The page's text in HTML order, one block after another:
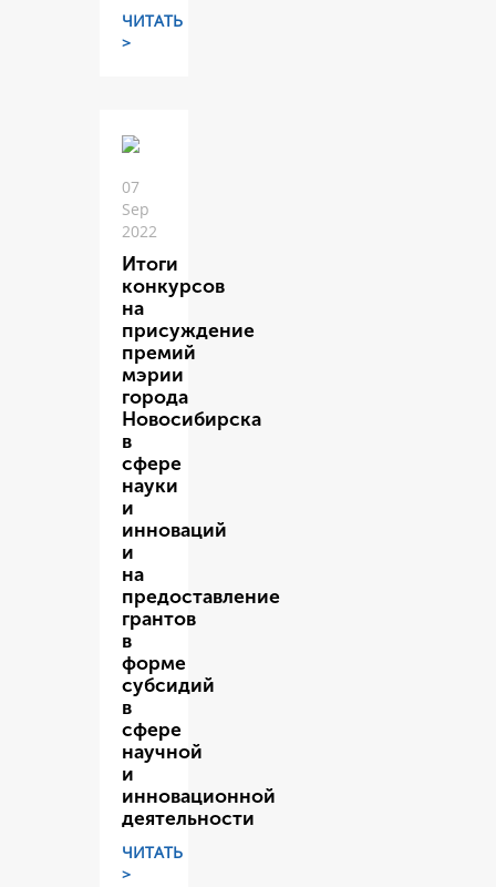
ЧИТАТЬ
>
07
Sep
2022
Итоги
конкурсов
на
присуждение
премий
мэрии
города
Новосибирска
в
сфере
науки
и
инноваций
и
на
предоставление
грантов
в
форме
субсидий
в
сфере
научной
и
инновационной
деятельности
ЧИТАТЬ
>